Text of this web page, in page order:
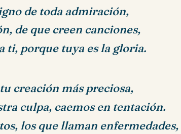
de toda admiración,
de que creen canciones,
ti, porque tuya es la gloria.
creación más preciosa,
culpa, caemos en tentación.
los que llaman enfermedades,